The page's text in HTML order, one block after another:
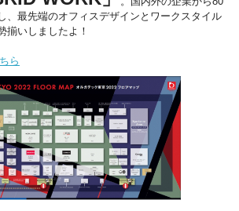
、最先端のオフィスデザインとワークスタイル
揃いしましたよ！
ら